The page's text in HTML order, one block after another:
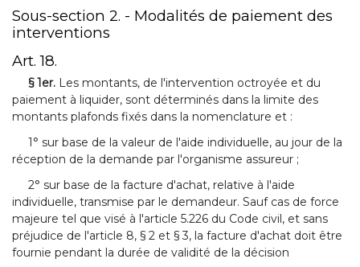
Sous-section 2. - Modalités de paiement des
interventions
Art. 18.
§ 1er. Les montants, de l'intervention octroyée et du
paiement à liquider, sont déterminés dans la limite des
montants plafonds fixés dans la nomenclature et :
1° sur base de la valeur de l'aide individuelle, au jour de la
réception de la demande par l'organisme assureur ;
2° sur base de la facture d'achat, relative à l'aide
individuelle, transmise par le demandeur. Sauf cas de force
majeure tel que visé à l'article 5.226 du Code civil, et sans
préjudice de l'article 8, § 2 et § 3, la facture d'achat doit être
fournie pendant la durée de validité de la décision